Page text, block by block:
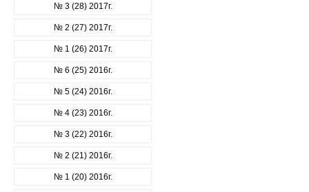
№ 3 (28) 2017г.
№ 2 (27) 2017г.
№ 1 (26) 2017г.
№ 6 (25) 2016г.
№ 5 (24) 2016г.
№ 4 (23) 2016г.
№ 3 (22) 2016г.
№ 2 (21) 2016г.
№ 1 (20) 2016г.